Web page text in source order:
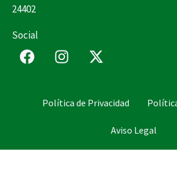
24402
Social
F
a
k
I
n
a
a
X
-
i
e
Política de Privacidad
Aviso Legal